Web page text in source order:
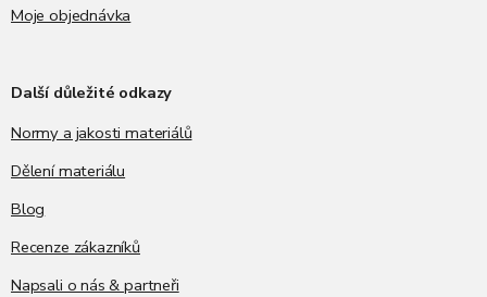
Moje objednávka
Další důležité odkazy
Normy a jakosti materiálů
Dělení materiálu
Blog
Recenze zákazníků
Napsali o nás & partneři